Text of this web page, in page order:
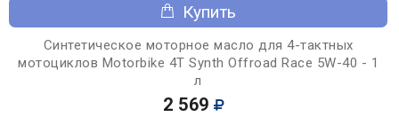
Купить
Синтетическое моторное масло для 4-тактных
мотоциклов Motorbike 4T Synth Offroad Race 5W-40 - 1
л
2 569